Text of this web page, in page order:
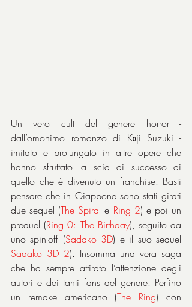
Un vero cult del genere horror -
dall’omonimo romanzo di Kōji Suzuki -
imitato e prolungato in altre opere che
hanno sfruttato la scia di successo di
quello che è divenuto un franchise. Basti
pensare che in Giappone sono stati girati
due sequel (The Spiral e Ring 2) e poi un
prequel (Ring 0: The Birthday), seguito da
uno spin-off (Sadako 3D
Sadako 3D 2). Insomma una vera saga
che ha sempre attirato l’attenzione degli
autori e dei tanti fans del genere. Perfino
un remake americano (The Ring) con